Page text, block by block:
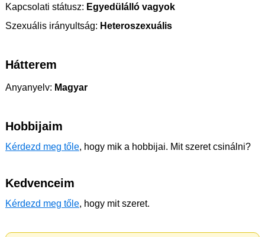
Kapcsolati státusz: Egyedülálló vagyok
Szexuális irányultság: Heteroszexuális
Hátterem
Anyanyelv: Magyar
Hobbijaim
Kérdezd meg tőle, hogy mik a hobbijai. Mit szeret csinálni?
Kedvenceim
Kérdezd meg tőle, hogy mit szeret.